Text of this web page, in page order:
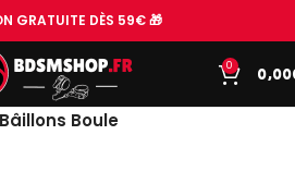
GRATUITE DÈS 59€ 🎁
0
0,00
Bâillons Boule